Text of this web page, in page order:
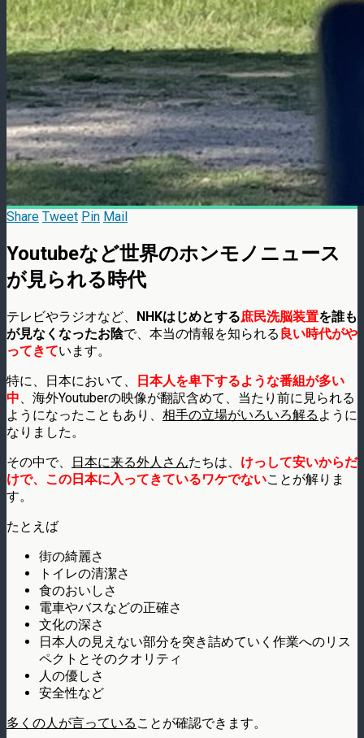
Share Tweet Pin Mail
Youtubeなど世界のホンモノニュース
が見られる時代
テレビやラジオなど、 NHKはじめとする庶民洗脳装置を誰も
が見なくなったお陰で、本当の情報を知られる 良い時代がや
ってきています。
特に、日本において、
日本人を卑下するような番組が多い
中 、海外Youtuberの映像が翻訳含めて、当たり前に見られる
ようになったこともあり、 相手の立場がいろいろ解る ように
なりました。
その中で、
日本に来る外人さんたちは、 けっして安いからだ
けで、この日本に入ってきているワケでないことが解りま
す。
たとえば
街の綺麗さ
トイレの清潔さ
食のおいしさ
電車やバスなどの正確さ
文化の深さ
日本人の見えない部分を突き詰めていく作業へのリス
ペクトとそのクオリティ
人の優しさ
安全性など
多くの人が言っている ことが確認できます。